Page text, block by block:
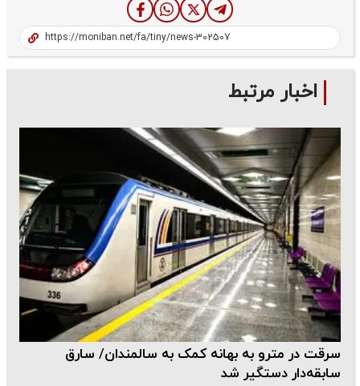
اخبار مرتبط
سرقت در مترو به بهانه کمک به سالمندان/ سارق
سابقه‌دار دستگیر شد